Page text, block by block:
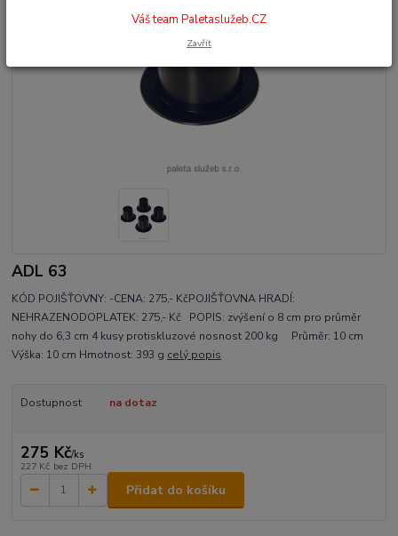
ADL 63
KÓD POJIŠŤOVNY: -CENA: 275,- KčPOJIŠŤOVNA HRADÍ:
NEHRAZENODOPLATEK: 275,- Kč POPIS: zvýšení o 8 cm pro průměr
nohy do 6,3 cm 4 kusy protiskluzové nosnost 200 kg Průměr: 10 cm
Výška: 10 cm Hmotnost: 393 g celý popis
Dostupnost na dotaz
275 Kč/ks
227 Kč bez DPH
Přidat do košíku
Váš team Paletaslužeb.CZ
Zavřít